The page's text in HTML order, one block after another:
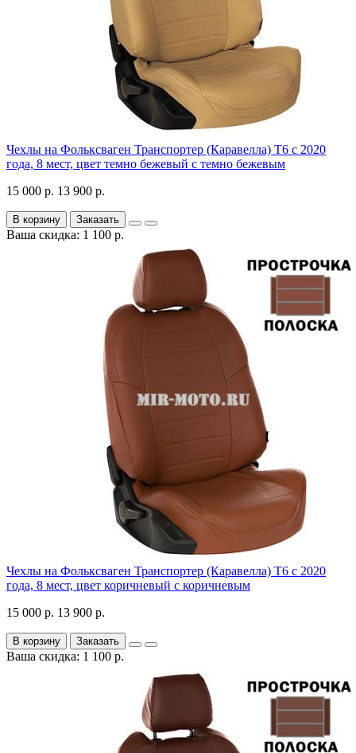
Чехлы на Фольксваген Транспортер (Каравелла) Т6 с 2020
года, 8 мест, цвет темно бежевый с темно бежевым
15 000 р. 13 900 р.
В корзину Заказать
Ваша скидка: 1 100 р.
Чехлы на Фольксваген Транспортер (Каравелла) Т6 с 2020
года, 8 мест, цвет коричневый с коричневым
15 000 р. 13 900 р.
В корзину Заказать
Ваша скидка: 1 100 р.